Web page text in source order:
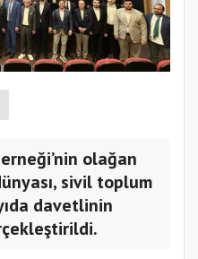
olağan
sivil toplum
davetlinin